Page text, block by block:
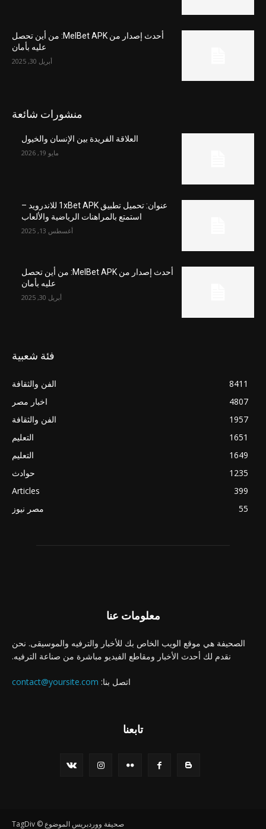
أحدث إصدار من MelBet APK: من أين تحصل
عليه بأمان
أبريل 30, 2025
منشورات شائعة
العلاقة الفريدة بين الإنسان والخيول
مايو 19, 2026
عنوان: تحميل تطبيق 1xBet APK للاندرويد –
استمتع بالمراهنات الرياضية والألعاب
أغسطس 13, 2025
أحدث إصدار من MelBet APK: من أين تحصل
عليه بأمان
أبريل 30, 2025
فئة شعبية
الفن والثقافة
8411
اخبار مصر
4807
الفن والثقافة
1957
التعليم
1651
التعليم
1649
حوادث
1235
Articles
399
مصر نيوز
55
معلومات عنا
الصحيفة هي موقع الويب الخاص بك للأخبار والترفيه والموسيقى. نحن
نقدم لك أحدث الأخبار ومقاطع الفيديو مباشرة من صناعة الترفيه.
اتصل بنا: contact@yoursite.com
تابعنا
صحيفة ووردبريس الموضوع © TagDiv